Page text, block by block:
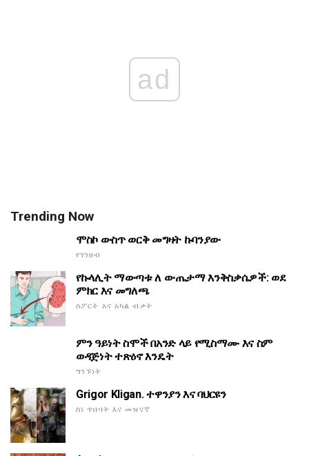
ad
Trending Now
ሞስኮ ውስጥ ወርቅ መግዛት ኩባንያው
የገንዘብ
የኩላሊት ማውጣቱ ለ ውጤታማ እንቅስቃሴዎች: ወደ
ምክር እና መግለጫ
ስፖርት እና አካል ብቃት
ምን ዓይነት ስሞች በአንድ ላይ የሚስማሙ እና ስም
ወዳጅነት ተጽዕኖ እንዴት
ግንኙነት
Grigor Kligan. ተዋንያን እና ባህርዩን
ስነ ጥበባት እና መዝናኛ